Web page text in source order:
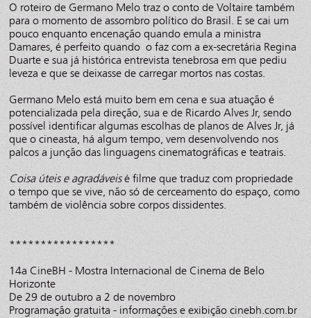
O roteiro de Germano Melo traz o conto de Voltaire também
para o momento de assombro político do Brasil. E se cai um
pouco enquanto encenação quando emula a ministra
Damares, é perfeito quando o faz com a ex-secretária Regina
Duarte e sua já histórica entrevista tenebrosa em que pediu
leveza e que se deixasse de carregar mortos nas costas.
Germano Melo está muito bem em cena e sua atuação é
potencializada pela direção, sua e de Ricardo Alves Jr, sendo
possível identificar algumas escolhas de planos de Alves Jr, já
que o cineasta, há algum tempo, vem desenvolvendo nos
palcos a junção das linguagens cinematográficas e teatrais.
Coisa úteis e agradáveisé filme que traduz com propriedade
o tempo que se vive, não só de cerceamento do espaço, como
também de violência sobre corpos dissidentes.
*****************
14a CineBH - Mostra Internacional de Cinema de Belo
Horizonte
De 29 de outubro a 2 de novembro
Programação gratuita - informações e exibição cinebh.com.br